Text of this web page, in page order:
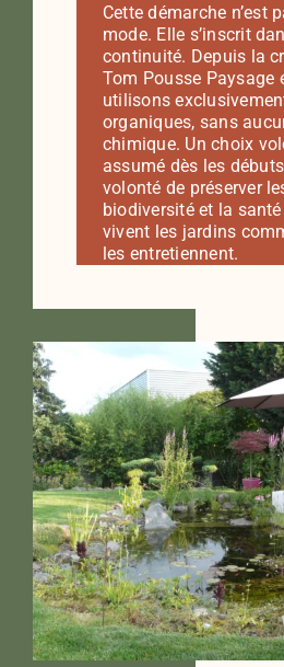
Cette démarche n’est
mode. Elle s’inscrit
continuité. Depuis la
Tom Pousse Paysage
utilisons
organiques, sans
chimique. Un choix
assumé dès les
volonté de préserver
biodiversité et la
vivent les jardins
les entretiennent.